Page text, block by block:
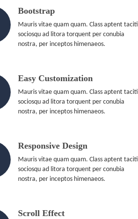
Bootstrap
Mauris vitae quam quam. Class aptent taciti
sociosqu ad litora torquent per conubia
nostra, per inceptos himenaeos.
Easy Customization
Mauris vitae quam quam. Class aptent taciti
sociosqu ad litora torquent per conubia
nostra, per inceptos himenaeos.
Responsive Design
Mauris vitae quam quam. Class aptent taciti
sociosqu ad litora torquent per conubia
nostra, per inceptos himenaeos.
Scroll Effect